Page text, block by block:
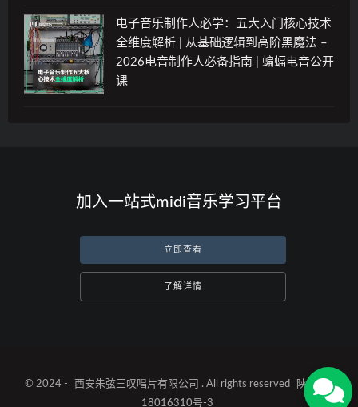
电子音乐制作人必学：五大入门核心技术
全维度解析 | 从基础逻辑到高阶黑魔法 –
2026电音制作人必备指南 | 蝙蝠电音公开
课
加入一站式midi音乐学习平台
立即查看
了解详情
© 2024 - 西安朱弦三叹唱片有限公司 . All rights reserved
陕ICP备
18016310号-3